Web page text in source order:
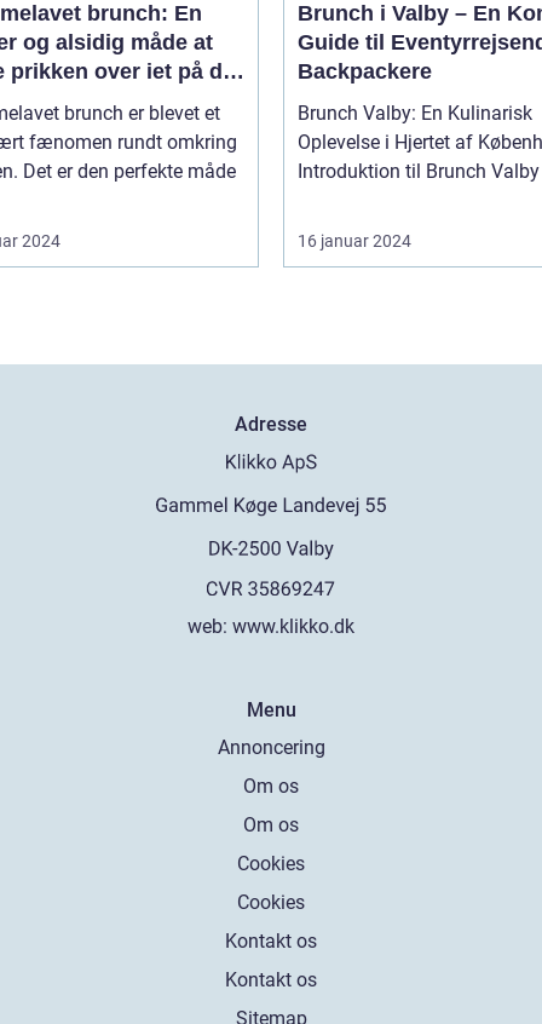
brunch: En
og alsidig måde at
prikken over iet på din
eller frokost
brunch er blevet et
fænomen rundt omkring
Det er den perfekte måde
2024
Brunch i Valby – En
Guide til
Backpackere
Brunch Valby: En Kulinarisk
Oplevelse i Hjertet af
16 januar 2024
Adresse
web: www.klikko.dk
Menu
Annoncering
Om os
Om os
Cookies
Cookies
Kontakt os
Kontakt os
Sitemap